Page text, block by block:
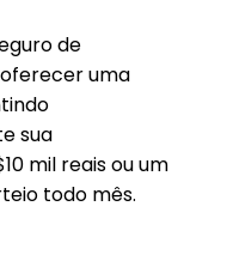
de
uma
sua
mil reais ou um
todo mês.